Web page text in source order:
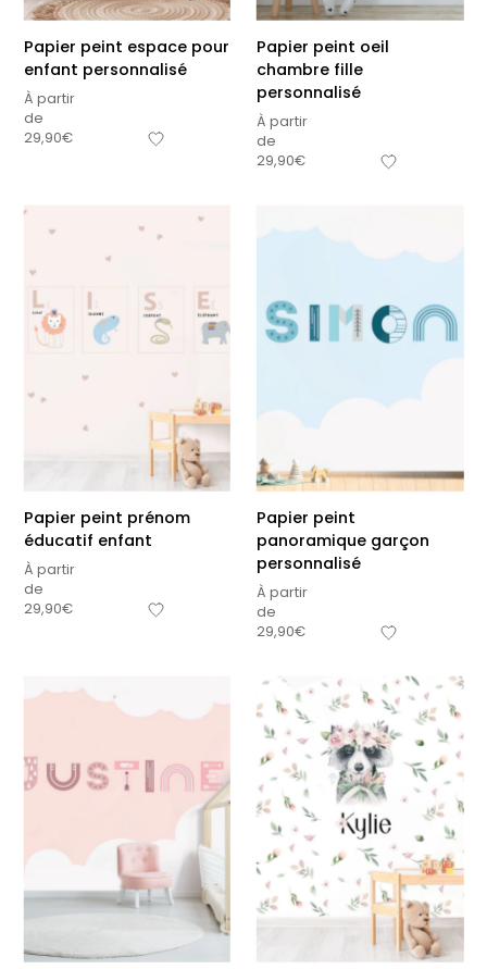
Papier peint espace pour
enfant personnalisé
À partir
de
29,90€
Papier peint oeil
chambre fille
personnalisé
À partir
de
29,90€
Papier peint prénom
éducatif enfant
À partir
de
29,90€
Papier peint
panoramique garçon
personnalisé
À partir
de
29,90€